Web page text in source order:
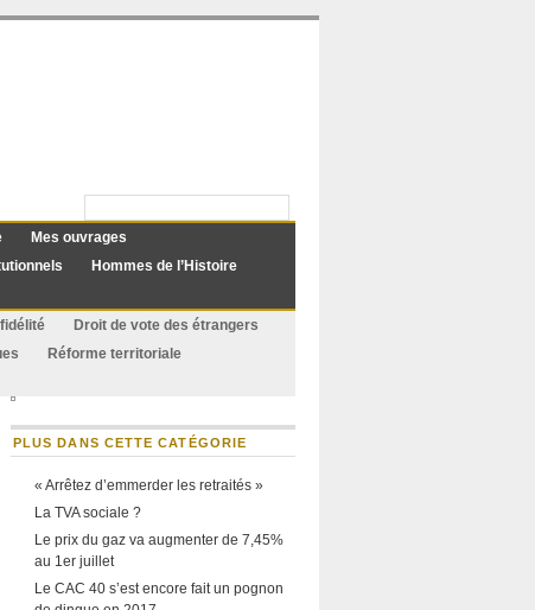
Mes ouvrages
Hommes de l’Histoire
Droit de vote des étrangers
Réforme territoriale
PLUS DANS CETTE CATÉGORIE
« Arrêtez d’emmerder les retraités »
La TVA sociale ?
Le prix du gaz va augmenter de 7,45%
au 1er juillet
Le CAC 40 s’est encore fait un pognon